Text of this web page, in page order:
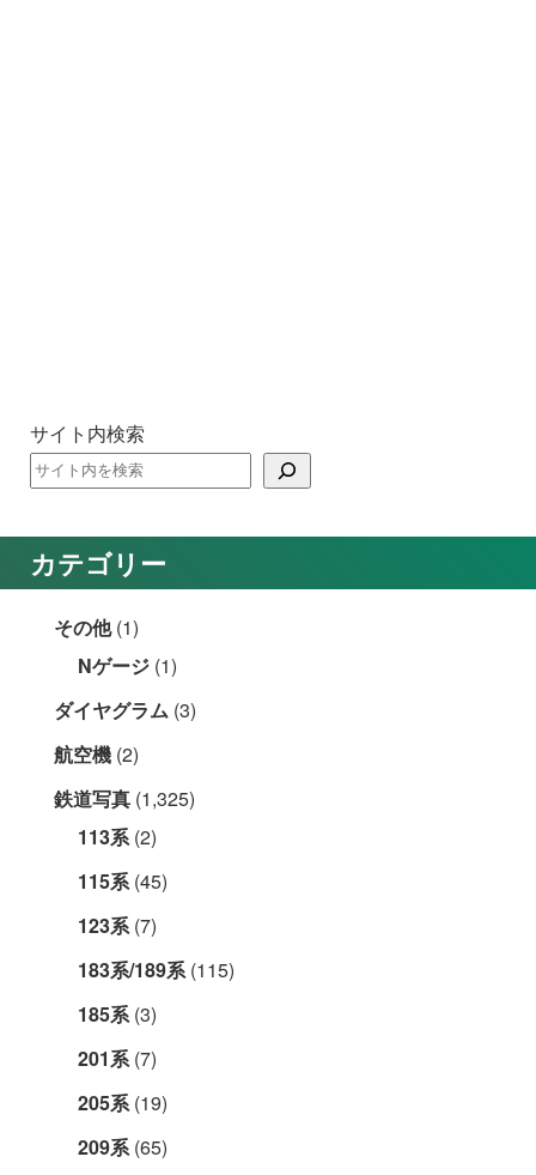
サイト内検索
カテゴリー
その他(1)
Nゲージ (1)
ダイヤグラム (3)
航空機 (2)
鉄道写真 (1,325)
113系 (2)
115系 (45)
123系 (7)
183系/189系 (115)
185系 (3)
201系 (7)
205系 (19)
209系 (65)